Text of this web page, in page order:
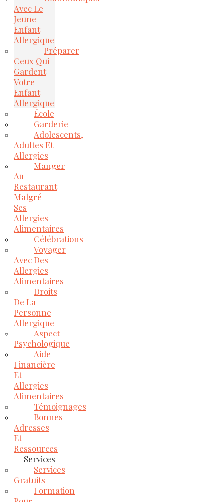
Avec Le
Jeune
Enfant
Allergique
Préparer
Ceux Qui
Gardent
Votre
Enfant
Allergique
École
Garderie
Adolescents,
Adultes Et
Allergies
Manger
Au
Restaurant
Malgré
Ses
Allergies
Alimentaires
Célébrations
Voyager
Avec Des
Allergies
Alimentaires
Droits
De La
Personne
Allergique
Aspect
Psychologique
Aide
Financière
Et
Allergies
Alimentaires
Témoignages
Bonnes
Adresses
Et
Ressources
Services
Services
Gratuits
Formation